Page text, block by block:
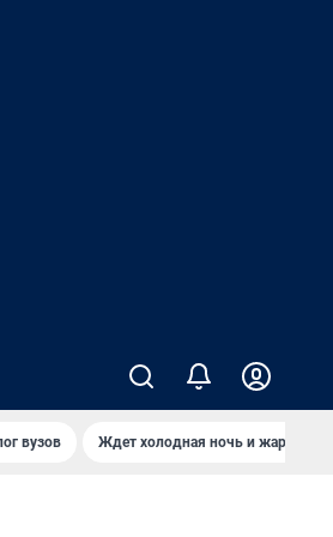
вузов Ждет холодная ночь и жаркий